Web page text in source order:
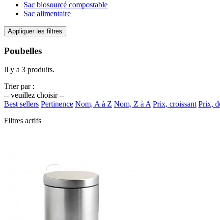
Sac biosourcé compostable
Sac alimentaire
Appliquer les filtres
Poubelles
Il y a 3 produits.
Trier par :
-- veuillez choisir --
Best sellers Pertinence Nom, A à Z Nom, Z à A Prix, croissant Prix,
Filtres actifs